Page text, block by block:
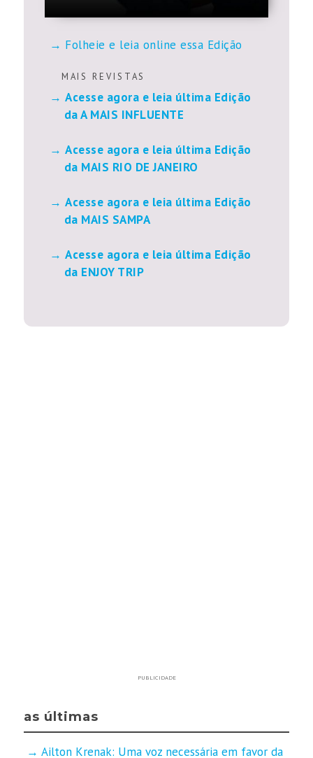
Folheie e leia online essa Edição
M A I S R E V I S T A S
Acesse agora e leia última Edição
da A MAIS INFLUENTE
Acesse agora e leia última Edição
da MAIS RIO DE JANEIRO
Acesse agora e leia última Edição
da MAIS SAMPA
Acesse agora e leia última Edição
da ENJOY TRIP
PUBLICIDADE
as últimas
Ailton Krenak: Uma voz necessária em favor da